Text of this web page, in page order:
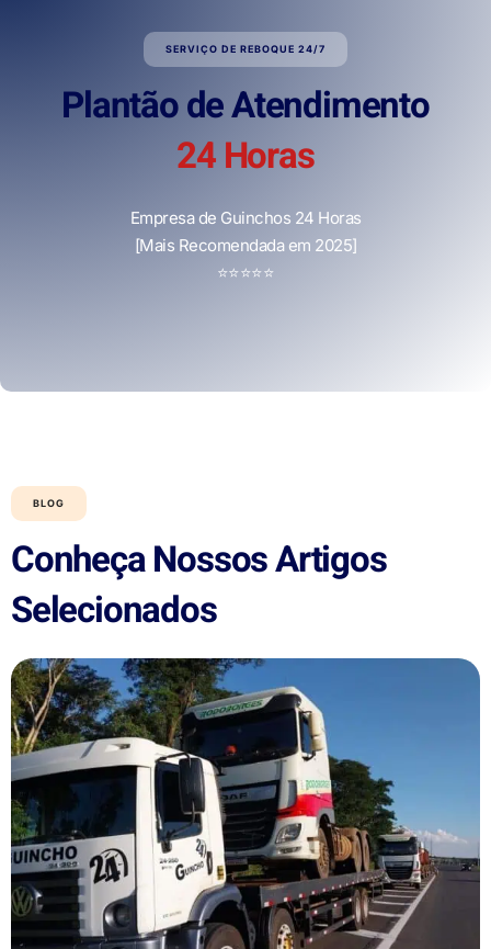
SERVIÇO DE REBOQUE 24/7
Plantão de Atendimento
24 Horas
Empresa de Guinchos 24 Horas
[Mais Recomendada em 2025]
⭐⭐⭐⭐⭐
BLOG
Conheça Nossos Artigos
Selecionados